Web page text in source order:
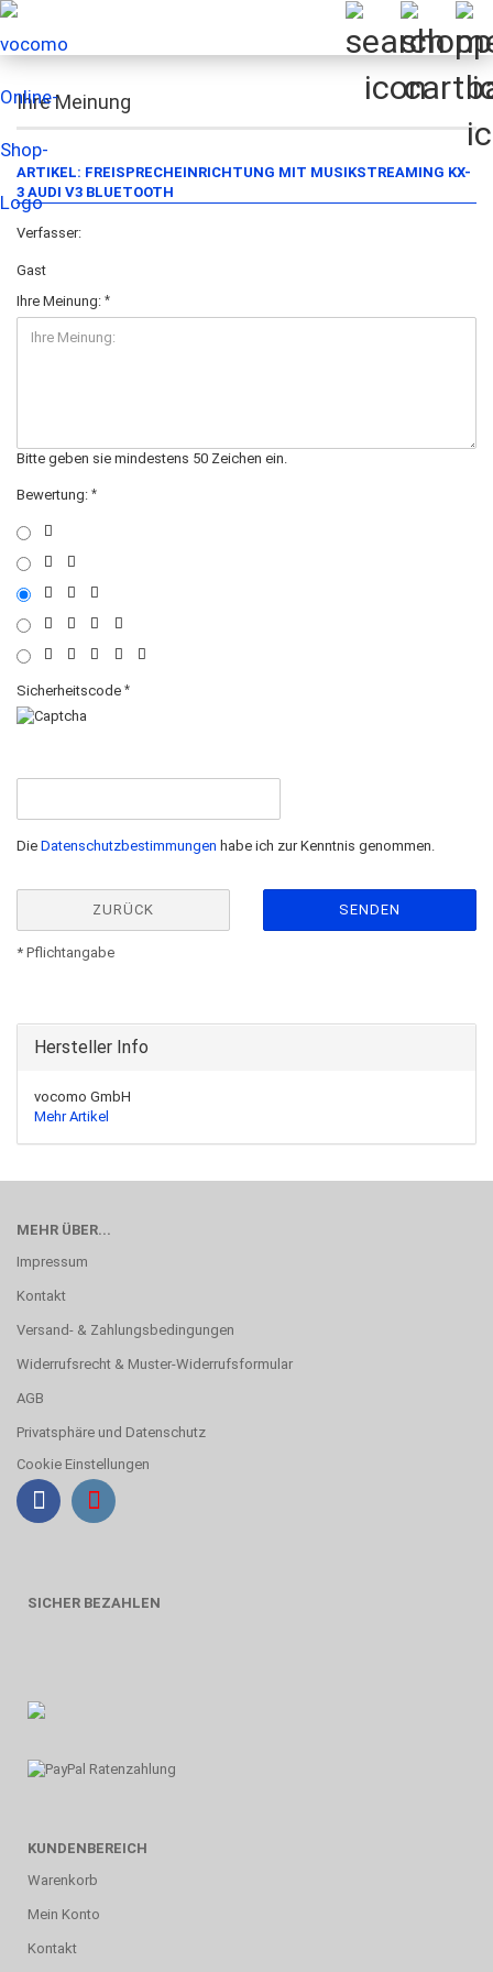
Ihre Meinung
ARTIKEL: FREISPRECHEINRICHTUNG MIT MUSIKSTREAMING KX-
3 AUDI V3 BLUETOOTH
Verfasser:
Gast
Ihre Meinung:
Bitte geben sie mindestens 50 Zeichen ein.
Bewertung:
Sicherheitscode
Die Datenschutzbestimmungen habe ich zur Kenntnis genommen.
ZURÜCK SENDEN
* Pflichtangabe
Hersteller Info
vocomo GmbH
Mehr Artikel
MEHR ÜBER...
Impressum
Kontakt
Versand- & Zahlungsbedingungen
Widerrufsrecht & Muster-Widerrufsformular
AGB
Privatsphäre und Datenschutz
Cookie Einstellungen
SICHER BEZAHLEN
KUNDENBEREICH
Warenkorb
Mein Konto
Kontakt